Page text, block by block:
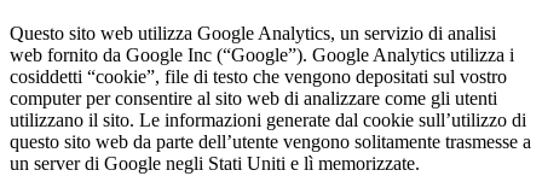
Questo sito web utilizza Google Analytics, un servizio di analisi
web fornito da Google Inc (“Google”). Google Analytics utilizza i
cosiddetti “cookie”, file di testo che vengono depositati sul vostro
computer per consentire al sito web di analizzare come gli utenti
utilizzano il sito. Le informazioni generate dal cookie sull’utilizzo di
questo sito web da parte dell’utente vengono solitamente trasmesse a
un server di Google negli Stati Uniti e lì memorizzate.